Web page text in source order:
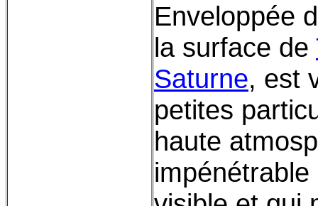
Enveloppée
la surface de
Saturne, est
petites
haute